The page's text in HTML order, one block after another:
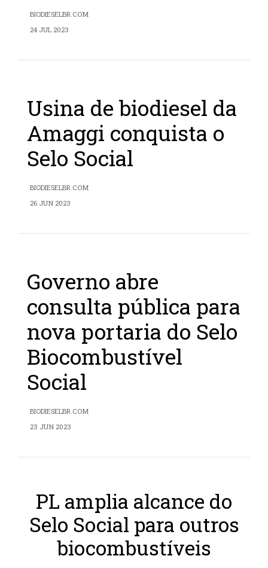
BIODIESELBR.COM
24 JUL 2023
Usina de biodiesel da
Amaggi conquista o
Selo Social
BIODIESELBR.COM
26 JUN 2023
Governo abre
consulta pública para
nova portaria do Selo
Biocombustível
Social
BIODIESELBR.COM
23 JUN 2023
PL amplia alcance do
Selo Social para outros
biocombustíveis